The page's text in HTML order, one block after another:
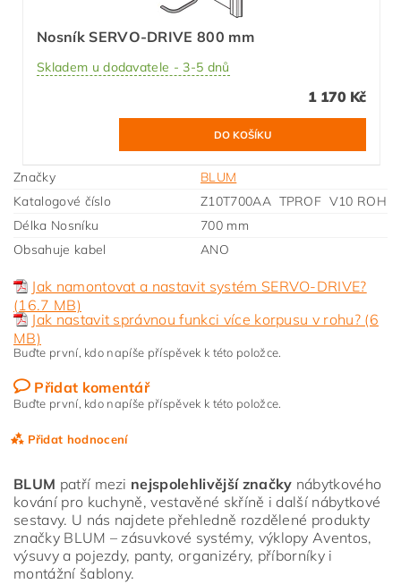
Nosník SERVO-DRIVE 800 mm
Skladem u dodavatele - 3-5 dnů
1 170 Kč
Značky
BLUM
Katalogové číslo
Z10T700AA TPROF V10 ROH
Délka Nosníku
700 mm
Obsahuje kabel
ANO
Jak namontovat a nastavit systém SERVO-DRIVE?
(16.7 MB)
Jak nastavit správnou funkci více korpusu v rohu? (6
MB)
Buďte první, kdo napíše příspěvek k této položce.
Přidat komentář
Buďte první, kdo napíše příspěvek k této položce.
Přidat hodnocení
BLUM patří mezi nejspolehlivější značky nábytkového
kování pro kuchyně, vestavěné skříně i další nábytkové
sestavy. U nás najdete přehledně rozdělené produkty
značky BLUM – zásuvkové systémy, výklopy Aventos,
výsuvy a pojezdy, panty, organizéry, příborníky i
montážní šablony.